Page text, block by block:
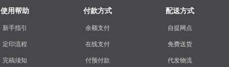
使用帮助
新手指引
定印流程
完稿须知
付款方式
余额支付
在线支付
付预付款
配送方式
自提网点
免费送货
代发物流